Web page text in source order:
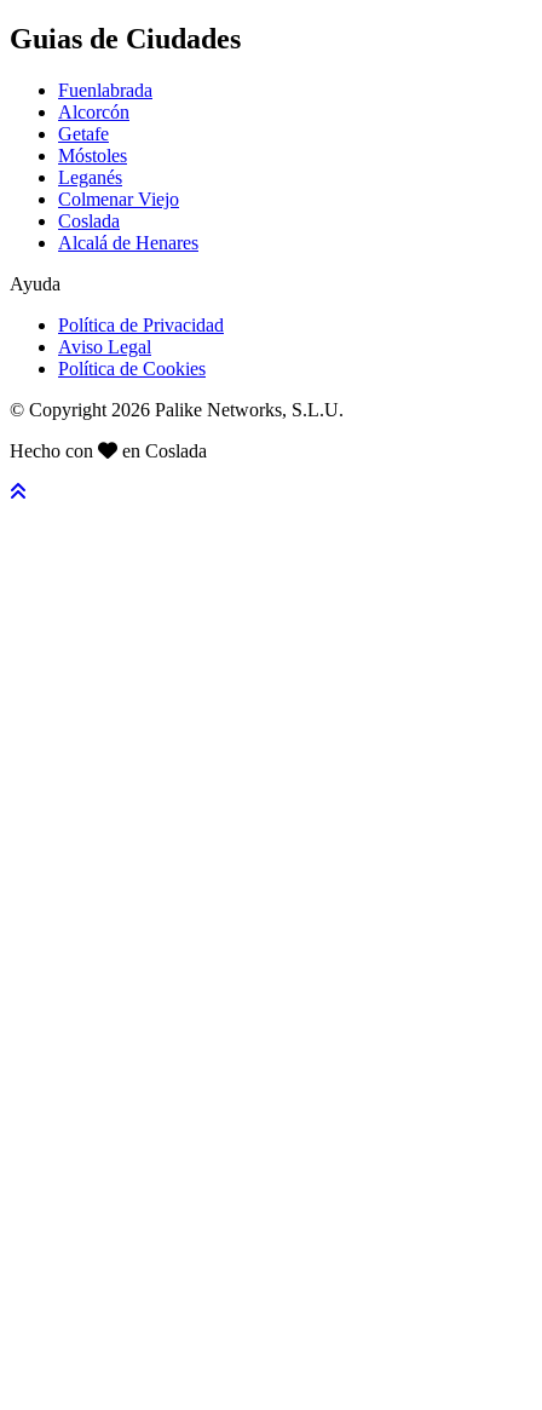
Guias de Ciudades
Fuenlabrada
Alcorcón
Getafe
Móstoles
Leganés
Colmenar Viejo
Coslada
Alcalá de Henares
Ayuda
Política de Privacidad
Aviso Legal
Política de Cookies
© Copyright 2026 Palike Networks, S.L.U.
Hecho con
en Coslada